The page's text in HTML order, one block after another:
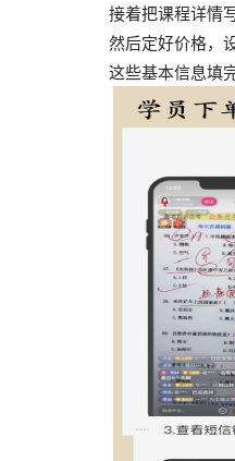
接着把课程详情
然后定好价格，
这些基本信息填